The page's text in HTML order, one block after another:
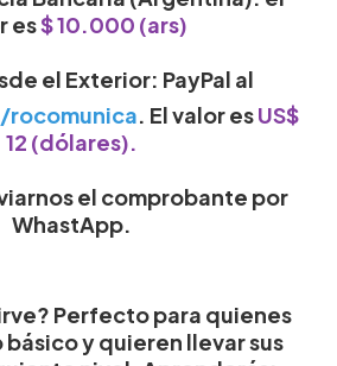
es$ 10.000 (ars)
el Exterior: PayPal al
rocomunica. El valor esUS$
12 (dólares).
el comprobante por
WhastApp.
Perfecto para quienes
básico y quieren llevar sus